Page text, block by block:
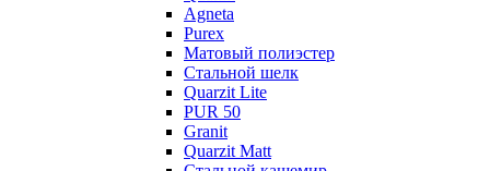
Agneta
Purex
Матовый полиэстер
Стальной шелк
Quarzit Lite
PUR 50
Granit
Quarzit Matt